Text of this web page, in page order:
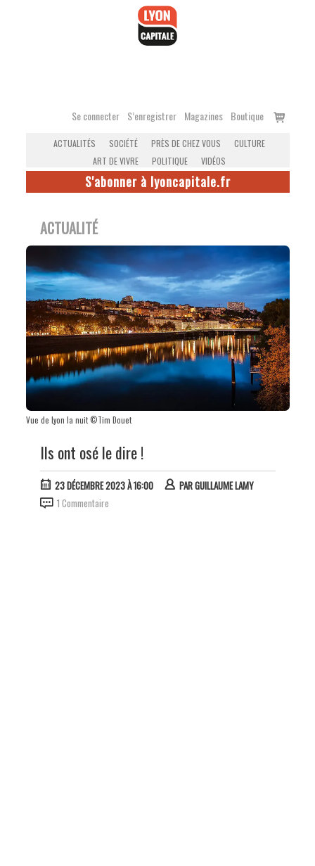
Se connecter S’enregistrer Magazines Boutique
Voir
ACTUALITÉS SOCIÉTÉ PRÈS DE CHEZ VOUS
CULTURE
ART DE VIVRE
POLITIQUE VIDÉOS
S'abonner à lyoncapitale.fr
ACTUALITÉ
Vue de Lyon la nuit ©Tim Douet
Ils ont osé le dire !
23 DÉCEMBRE 2023 À 16:00 PARGUILLAUME LAMY
1 Commentaire